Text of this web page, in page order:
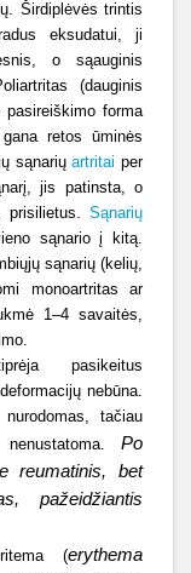
Širdiplėvės trintis
eksudatui, ji
o sąauginis
(dauginis
forma
retos ūminės
sąnariųartritai per
jis patinsta, o
prisilietus. Sąnarių
sąnario į kitą.
sąnarių (kelių,
monoartritas ar
1–4 savaitės,
pasikeitus
nebūna.
tačiau
Po
reumatinis, bet
pažeidžiantis
(erythema